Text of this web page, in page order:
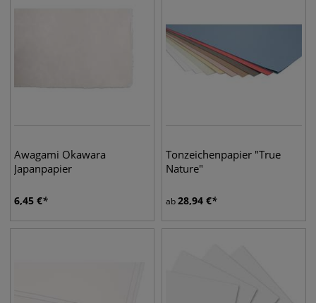
Awagami Okawara
Japanpapier
6,45 €
Tonzeichenpapier "True
Nature"
ab28,94 €